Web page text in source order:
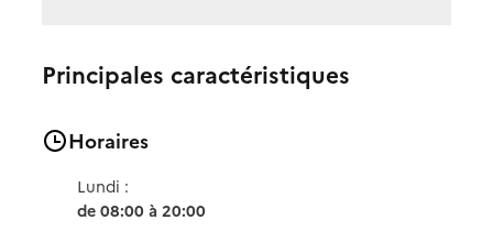
Principales caractéristiques
Horaires
Lundi :
de 08:00 à 20:00